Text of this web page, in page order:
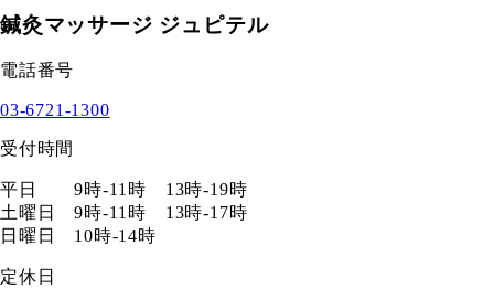
鍼灸マッサージ ジュピテル
電話番号
03-6721-1300
受付時間
平日 9時-11時 13時-19時
土曜日 9時-11時 13時-17時
日曜日 10時-14時
定休日